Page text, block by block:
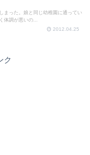
まった。娘と同じ幼稚園に通ってい
体調が悪いの...
2012.04.25
ク